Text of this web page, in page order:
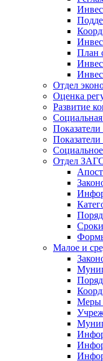
План
Отдел
Оценка
Развитие
Показатели
Отдел
Малое и
Меры